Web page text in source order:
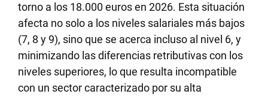
torno a los 18.000 euros en 2026. Esta situación
afecta no solo a los niveles salariales más bajos
(7, 8 y 9), sino que se acerca incluso al nivel 6, y
minimizando las diferencias retributivas con los
niveles superiores, lo que resulta incompatible
con un sector caracterizado por su alta